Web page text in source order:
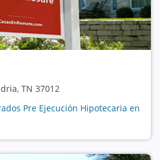
TN 37012
Pre Ejecución Hipotecaria en